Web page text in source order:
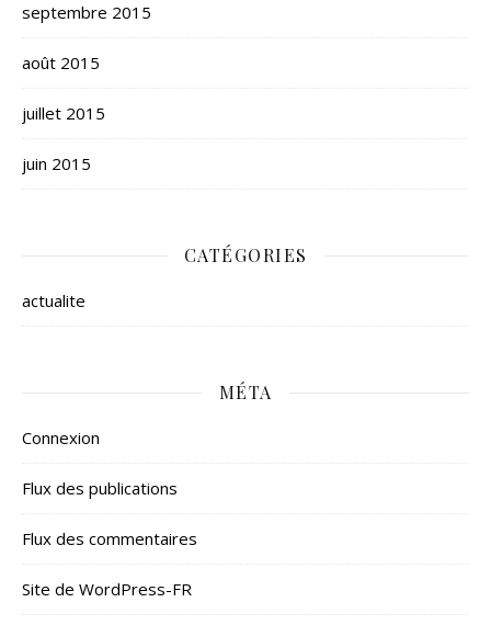
septembre 2015
août 2015
juillet 2015
juin 2015
CATÉGORIES
actualite
MÉTA
Connexion
Flux des publications
Flux des commentaires
Site de WordPress-FR